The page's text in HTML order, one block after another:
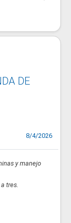
DE
8/4/2026
y manejo
tres.